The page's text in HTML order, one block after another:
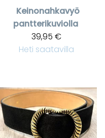
Keinonahkavyö
pantterikuviolla
39,95 €
Heti saatavilla